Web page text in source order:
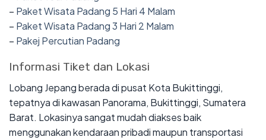
– Paket Wisata Padang 5 Hari 4 Malam
– Paket Wisata Padang 3 Hari 2 Malam
– Pakej Percutian Padang
Informasi Tiket dan Lokasi
Lobang Jepang berada di pusat Kota Bukittinggi,
tepatnya di kawasan Panorama, Bukittinggi, Sumatera
Barat. Lokasinya sangat mudah diakses baik
menggunakan kendaraan pribadi maupun transportasi